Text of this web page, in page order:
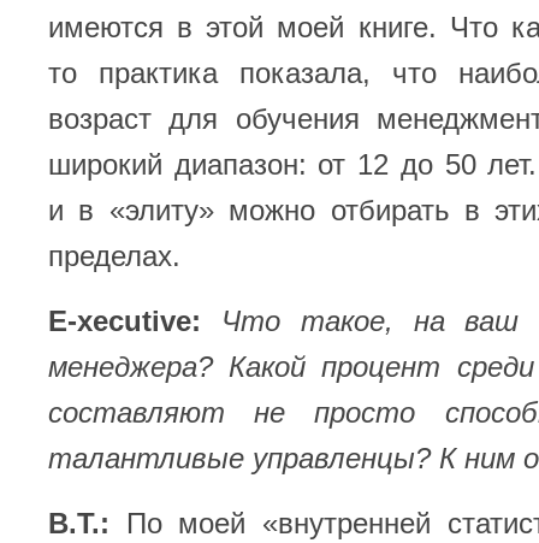
имеются в этой моей книге. Что
то практика показала, что
возраст для обучения
широкий диапазон: от 12 до 50
и в «элиту» можно отбирать в
пределах.
E-xecutive: Что такое, на ваш
менеджера? Какой процент
составляют не просто
талантливые управленцы? К ним
В.Т.: По моей «внутренней